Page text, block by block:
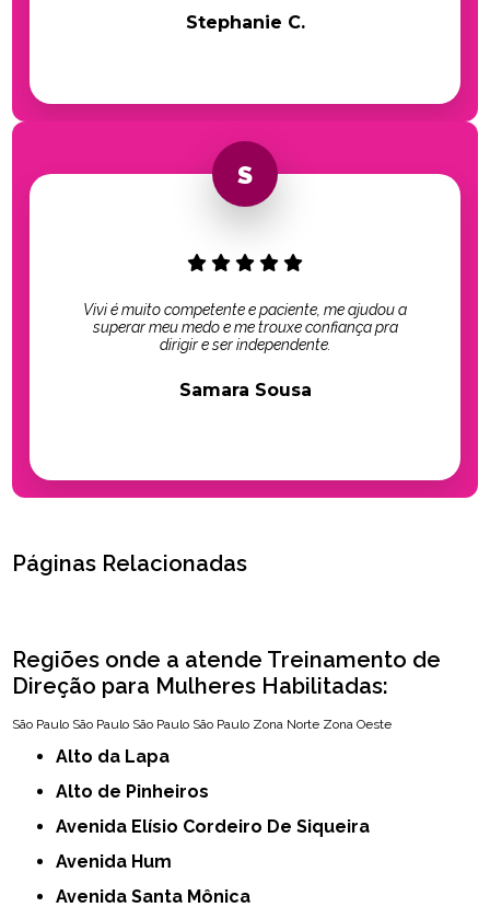
Stephanie C.
Vivi é muito competente e paciente, me ajudou a
superar meu medo e me trouxe confiança pra
dirigir e ser independente.
Samara Sousa
Páginas Relacionadas
Regiões onde a atende Treinamento de
Direção para Mulheres Habilitadas:
São Paulo São Paulo São Paulo São Paulo Zona Norte Zona Oeste
Alto da Lapa
Alto de Pinheiros
Avenida Elísio Cordeiro De Siqueira
Avenida Hum
Avenida Santa Mônica